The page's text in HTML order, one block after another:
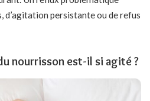
d’agitation persistante ou de refus
nourrisson est-il si agité ?